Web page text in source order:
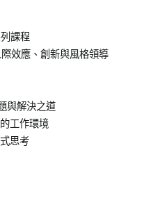
課程
效應、創新與風格領導
解決之道
工作環境
思考